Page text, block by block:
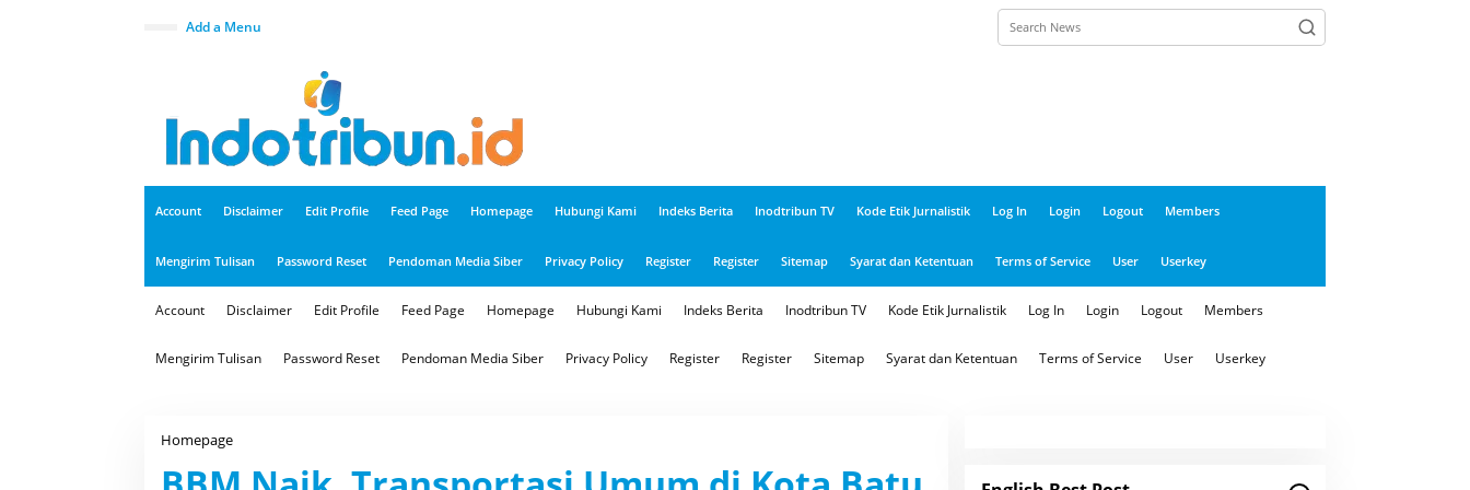
Add a Menu
Account Disclaimer Edit Profile Feed Page Homepage Hubungi Kami Indeks Berita Inodtribun TV Kode Etik Jurnalistik Log In Login Logout Members
Mengirim Tulisan Password Reset Pendoman Media Siber Privacy Policy Register Register Sitemap Syarat dan Ketentuan Terms of Service User Userkey
Account Disclaimer Edit Profile Feed Page Homepage Hubungi Kami Indeks Berita Inodtribun TV Kode Etik Jurnalistik Log In Login Logout Members
Mengirim Tulisan Password Reset Pendoman Media Siber Privacy Policy Register Register Sitemap Syarat dan Ketentuan Terms of Service User Userkey
Homepage
M
N